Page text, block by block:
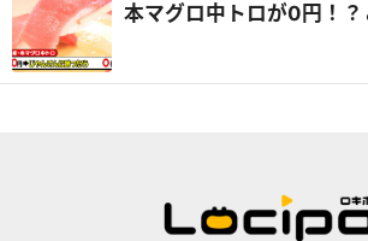
本マグロ中トロが0円！？
DINER』自家製バンズの